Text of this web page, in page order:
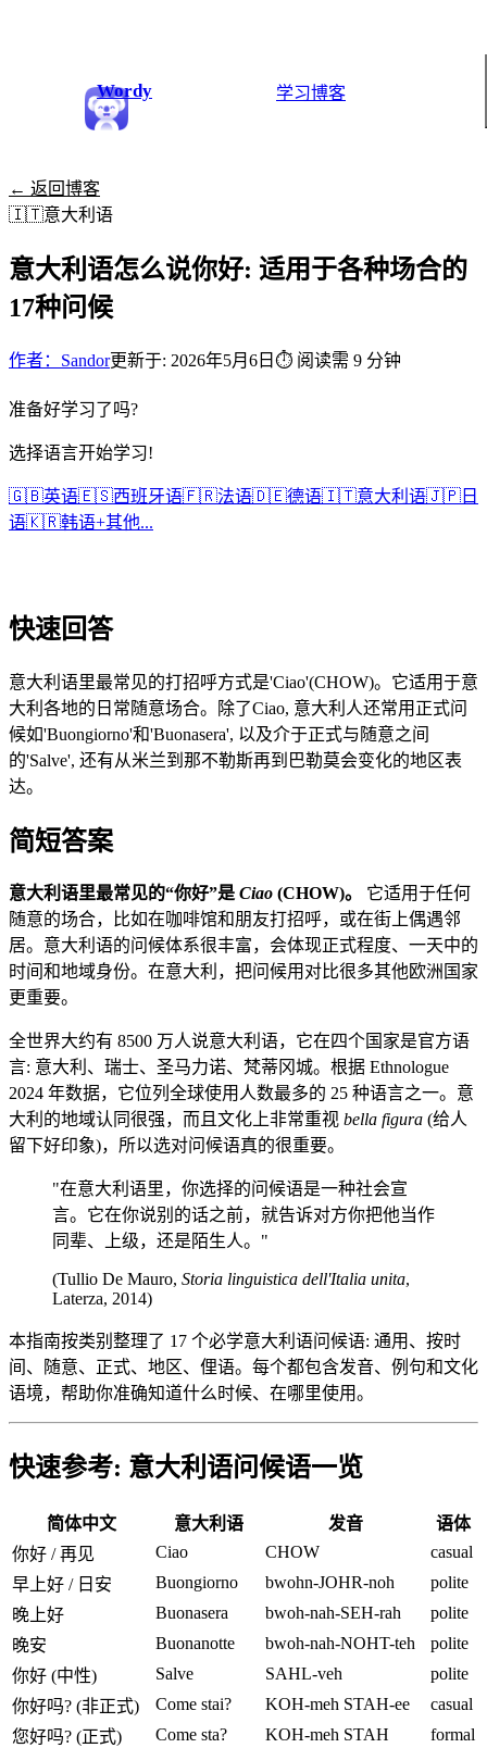
Wordy 学习博客
← 返回博客
🇮🇹意大利语
意大利语怎么说你好: 适用于各种场合的
17种问候
作者：Sandor更新于: 2026年5月6日 ⏱ 阅读需 9 分钟
准备好学习了吗?
选择语言开始学习!
🇬🇧英语🇪🇸西班牙语🇫🇷法语🇩🇪德语🇮🇹意大利语🇯🇵 日
语🇰🇷韩语+其他...
快速回答
意大利语里最常见的打招呼方式是'Ciao'(CHOW)。它适用于意
大利各地的日常随意场合。除了Ciao, 意大利人还常用正式问
候如'Buongiorno'和'Buonasera', 以及介于正式与随意之间
的'Salve', 还有从米兰到那不勒斯再到巴勒莫会变化的地区表
达。
简短答案
意大利语里最常见的“你好”是Ciao (CHOW)。
它适用于任何
随意的场合，比如在咖啡馆和朋友打招呼，或在街上偶遇邻
居。意大利语的问候体系很丰富，会体现正式程度、一天中的
时间和地域身份。在意大利，把问候用对比很多其他欧洲国家
更重要。
全世界大约有 8500 万人说意大利语，它在四个国家是官方语
言: 意大利、瑞士、圣马力诺、梵蒂冈城。根据 Ethnologue
2024 年数据，它位列全球使用人数最多的 25 种语言之一。意
大利的地域认同很强，而且文化上非常重视 bella figura (给人
留下好印象)，所以选对问候语真的很重要。
"在意大利语里，你选择的问候语是一种社会宣
言。它在你说别的话之前，就告诉对方你把他当作
同辈、上级，还是陌生人。"
(Tullio De Mauro, Storia linguistica dell'Italia unita,
Laterza, 2014)
本指南按类别整理了 17 个必学意大利语问候语: 通用、按时
间、随意、正式、地区、俚语。每个都包含发音、例句和文化
语境，帮助你准确知道什么时候、在哪里使用。
快速参考: 意大利语问候语一览
简体中文 意大利语 发音
语体
你好 / 再见
Ciao CHOW
casual
早上好 / 日安
Buongiorno bwohn-JOHR-noh
polite
晚上好
Buonasera bwoh-nah-SEH-rah
polite
晚安
Buonanotte bwoh-nah-NOHT-teh
polite
你好 (中性)
Salve SAHL-veh
polite
你好吗? (非正式)
Come stai? KOH-meh STAH-ee
casual
您好吗? (正式)
Come sta? KOH-meh STAH
formal